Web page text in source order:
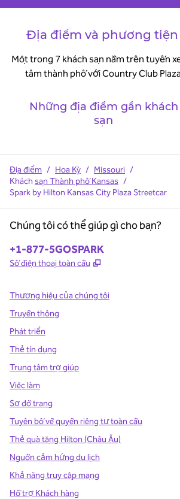
Địa điểm và phương tiện
Một trong 7 khách sạn nằm trên tuyến
tâm thành phố với Country Club
Những địa điểm gần khách
sạn
Địa điểm / Hoa Kỳ / Missouri /
Khách sạn Thành phố Kansas /
Spark by Hilton Kansas City Plaza Streetcar
Chúng tôi có thể giúp gì cho bạn?
Điện thoại:
+1-877-5GOSPARK
Số điện thoại toàn cầu ,
Thương hiệu của chúng tôi
Truyền thông
Phát triển
Thẻ tín dụng
Trung tâm trợ giúp
Việc làm
Sơ đồ trang
Tuyên bố về quyền riêng tư toàn cầu
Thẻ quà tặng Hilton (Châu Âu)
Nguồn cảm hứng du lịch
Khả năng truy cập mạng
Hỗ trợ Khách hàng